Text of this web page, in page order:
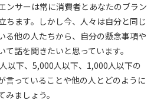
ンサーは常に消費者とあなたのブラン
ちます。しかし今、人々は自分と同じ
る他の人たちから、自分の懸念事項や
話を聞きたいと思っています。
以下、5,000人以下、1,000人以下の
言っていることや他の人とどのように
ましょう。